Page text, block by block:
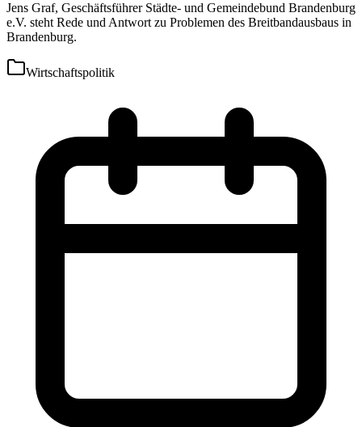
Jens Graf, Geschäftsführer Städte- und Gemeindebund Brandenburg
e.V. steht Rede und Antwort zu Problemen des Breitbandausbaus in
Brandenburg.
Wirtschaftspolitik